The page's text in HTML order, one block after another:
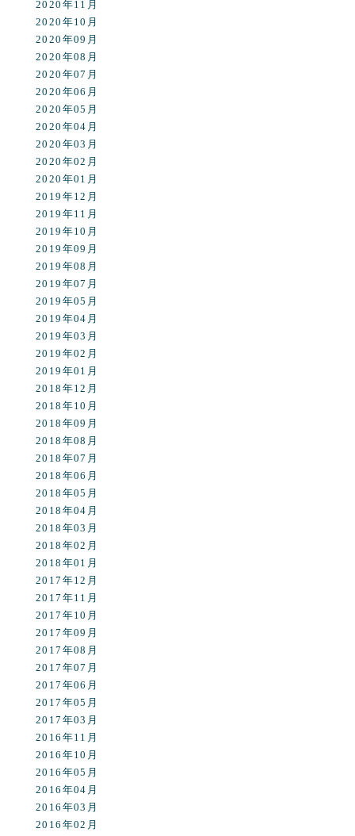
2020年11月
2020年10月
2020年09月
2020年08月
2020年07月
2020年06月
2020年05月
2020年04月
2020年03月
2020年02月
2020年01月
2019年12月
2019年11月
2019年10月
2019年09月
2019年08月
2019年07月
2019年05月
2019年04月
2019年03月
2019年02月
2019年01月
2018年12月
2018年10月
2018年09月
2018年08月
2018年07月
2018年06月
2018年05月
2018年04月
2018年03月
2018年02月
2018年01月
2017年12月
2017年11月
2017年10月
2017年09月
2017年08月
2017年07月
2017年06月
2017年05月
2017年03月
2016年11月
2016年10月
2016年05月
2016年04月
2016年03月
2016年02月